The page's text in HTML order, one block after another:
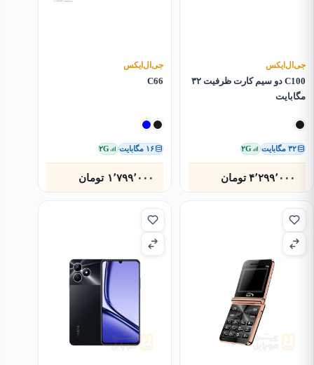
جی‌ال‌ایکس
C100 دو سیم کارت ظرفیت ۳۲
مگابایت
۳۲ مگابایت ۲G
۴٬۲۹۹٬۰۰۰ تومان
جی‌ال‌ایکس
C66
۱۶ مگابایت ۲G
۱٬۷۹۹٬۰۰۰ تومان